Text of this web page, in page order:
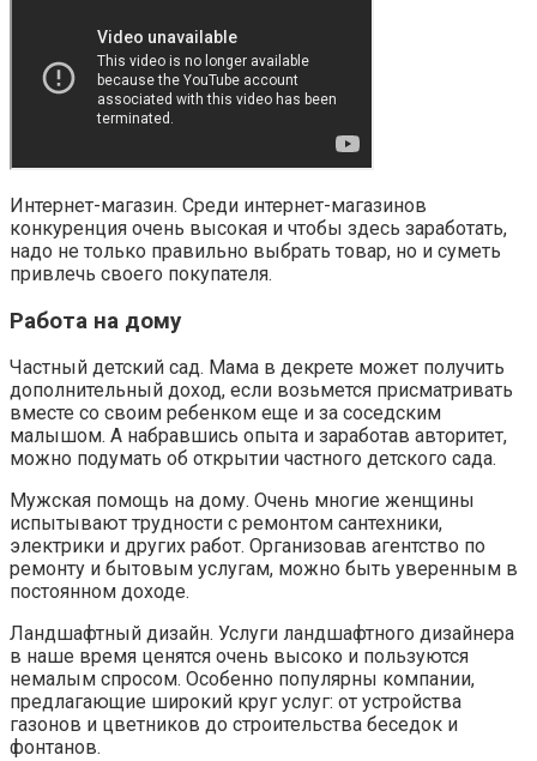
Интернет-магазин. Среди интернет-магазинов
конкуренция очень высокая и чтобы здесь заработать,
надо не только правильно выбрать товар, но и суметь
привлечь своего покупателя.
Работа на дому
Частный детский сад. Мама в декрете может получить
дополнительный доход, если возьмется присматривать
вместе со своим ребенком еще и за соседским
малышом. А набравшись опыта и заработав авторитет,
можно подумать об открытии частного детского сада.
Мужская помощь на дому. Очень многие женщины
испытывают трудности с ремонтом сантехники,
электрики и других работ. Организовав агентство по
ремонту и бытовым услугам, можно быть уверенным в
постоянном доходе.
Ландшафтный дизайн. Услуги ландшафтного дизайнера
в наше время ценятся очень высоко и пользуются
немалым спросом. Особенно популярны компании,
предлагающие широкий круг услуг: от устройства
газонов и цветников до строительства беседок и
фонтанов.